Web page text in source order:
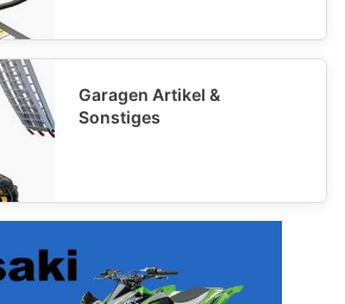
Garagen Artikel &
Sonstiges